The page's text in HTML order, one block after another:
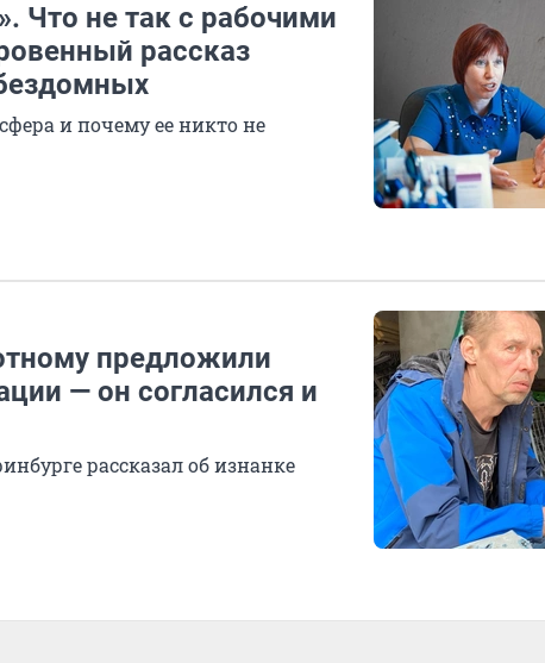
Что не так с рабочими
рассказ
и почему ее никто не
предложили
— он согласился и
рассказал об изнанке